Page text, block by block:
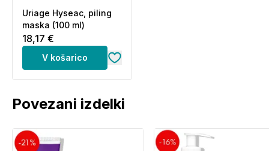
Uriage Hyseac, piling
maska (100 ml)
18,17 €
V košarico
Povezani izdelki